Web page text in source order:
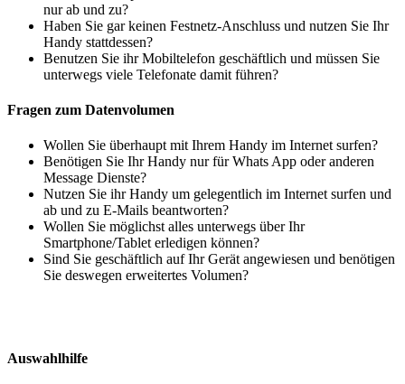
nur ab und zu?
Haben Sie gar keinen Festnetz-Anschluss und nutzen Sie Ihr
Handy stattdessen?
Benutzen Sie ihr Mobiltelefon geschäftlich und müssen Sie
unterwegs viele Telefonate damit führen?
Fragen zum Datenvolumen
Wollen Sie überhaupt mit Ihrem Handy im Internet surfen?
Benötigen Sie Ihr Handy nur für Whats App oder anderen
Message Dienste?
Nutzen Sie ihr Handy um gelegentlich im Internet surfen und
ab und zu E-Mails beantworten?
Wollen Sie möglichst alles unterwegs über Ihr
Smartphone/Tablet erledigen können?
Sind Sie geschäftlich auf Ihr Gerät angewiesen und benötigen
Sie deswegen erweitertes Volumen?
Auswahlhilfe